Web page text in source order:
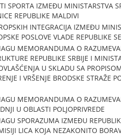
IZMEĐU MINISTARSTVA
REPUBLIKE MALDIVI
INTEGRACIJA IZMEĐU
POSLOVE VLADE REPUBLIKE
MEMORANDUMA O
REPUBLIKE SRBIJE I
U SKLADU SA
I VRŠENJE BRODSKE
MEMORANDUMA O
U OBLASTI POLJOPRIVREDE
SPORAZUMA IZMEĐU
LICA KOJA NEZAKONITO